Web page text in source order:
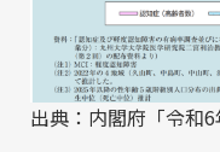
出典：内閣府「令和6